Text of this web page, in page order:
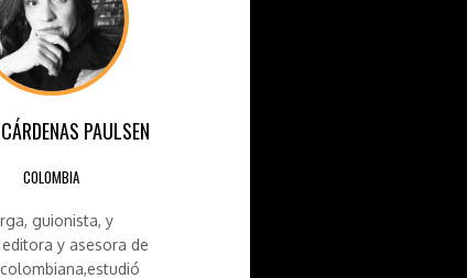
PAULSEN
COLOMBIA
guionista, y
y asesora de